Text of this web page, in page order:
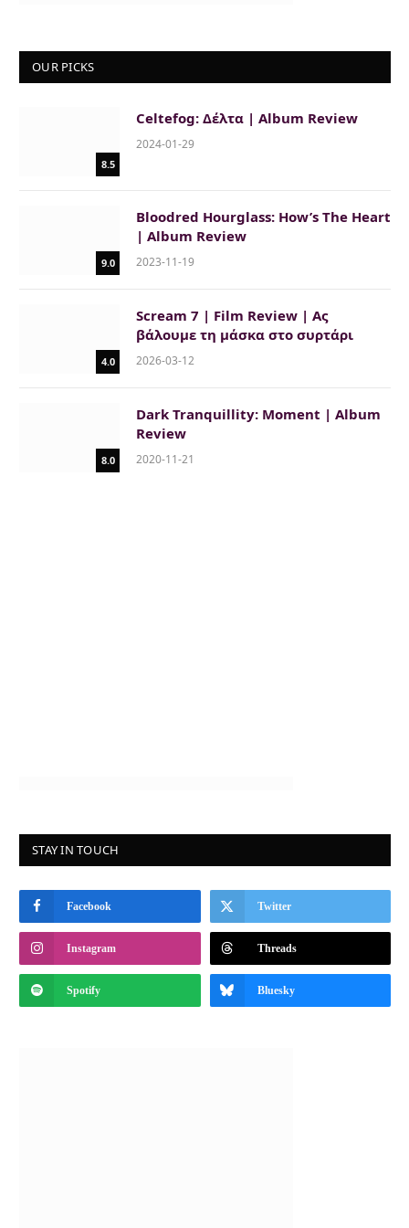
OUR PICKS
8.5
Celtefog: Δέλτα | Album Review
2024-01-29
9.0
Bloodred Hourglass: How’s The Heart
| Album Review
2023-11-19
4.0
Scream 7 | Film Review | Ας
βάλουμε τη μάσκα στο συρτάρι
2026-03-12
8.0
Dark Tranquillity: Moment | Album
Review
2020-11-21
STAY IN TOUCH
Facebook Twitter
Instagram Threads
Spotify Bluesky